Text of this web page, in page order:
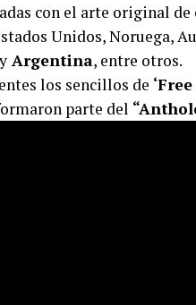
con el arte original de
Unidos, Noruega,
Argentina, entre otros.
los sencillos de
parte del